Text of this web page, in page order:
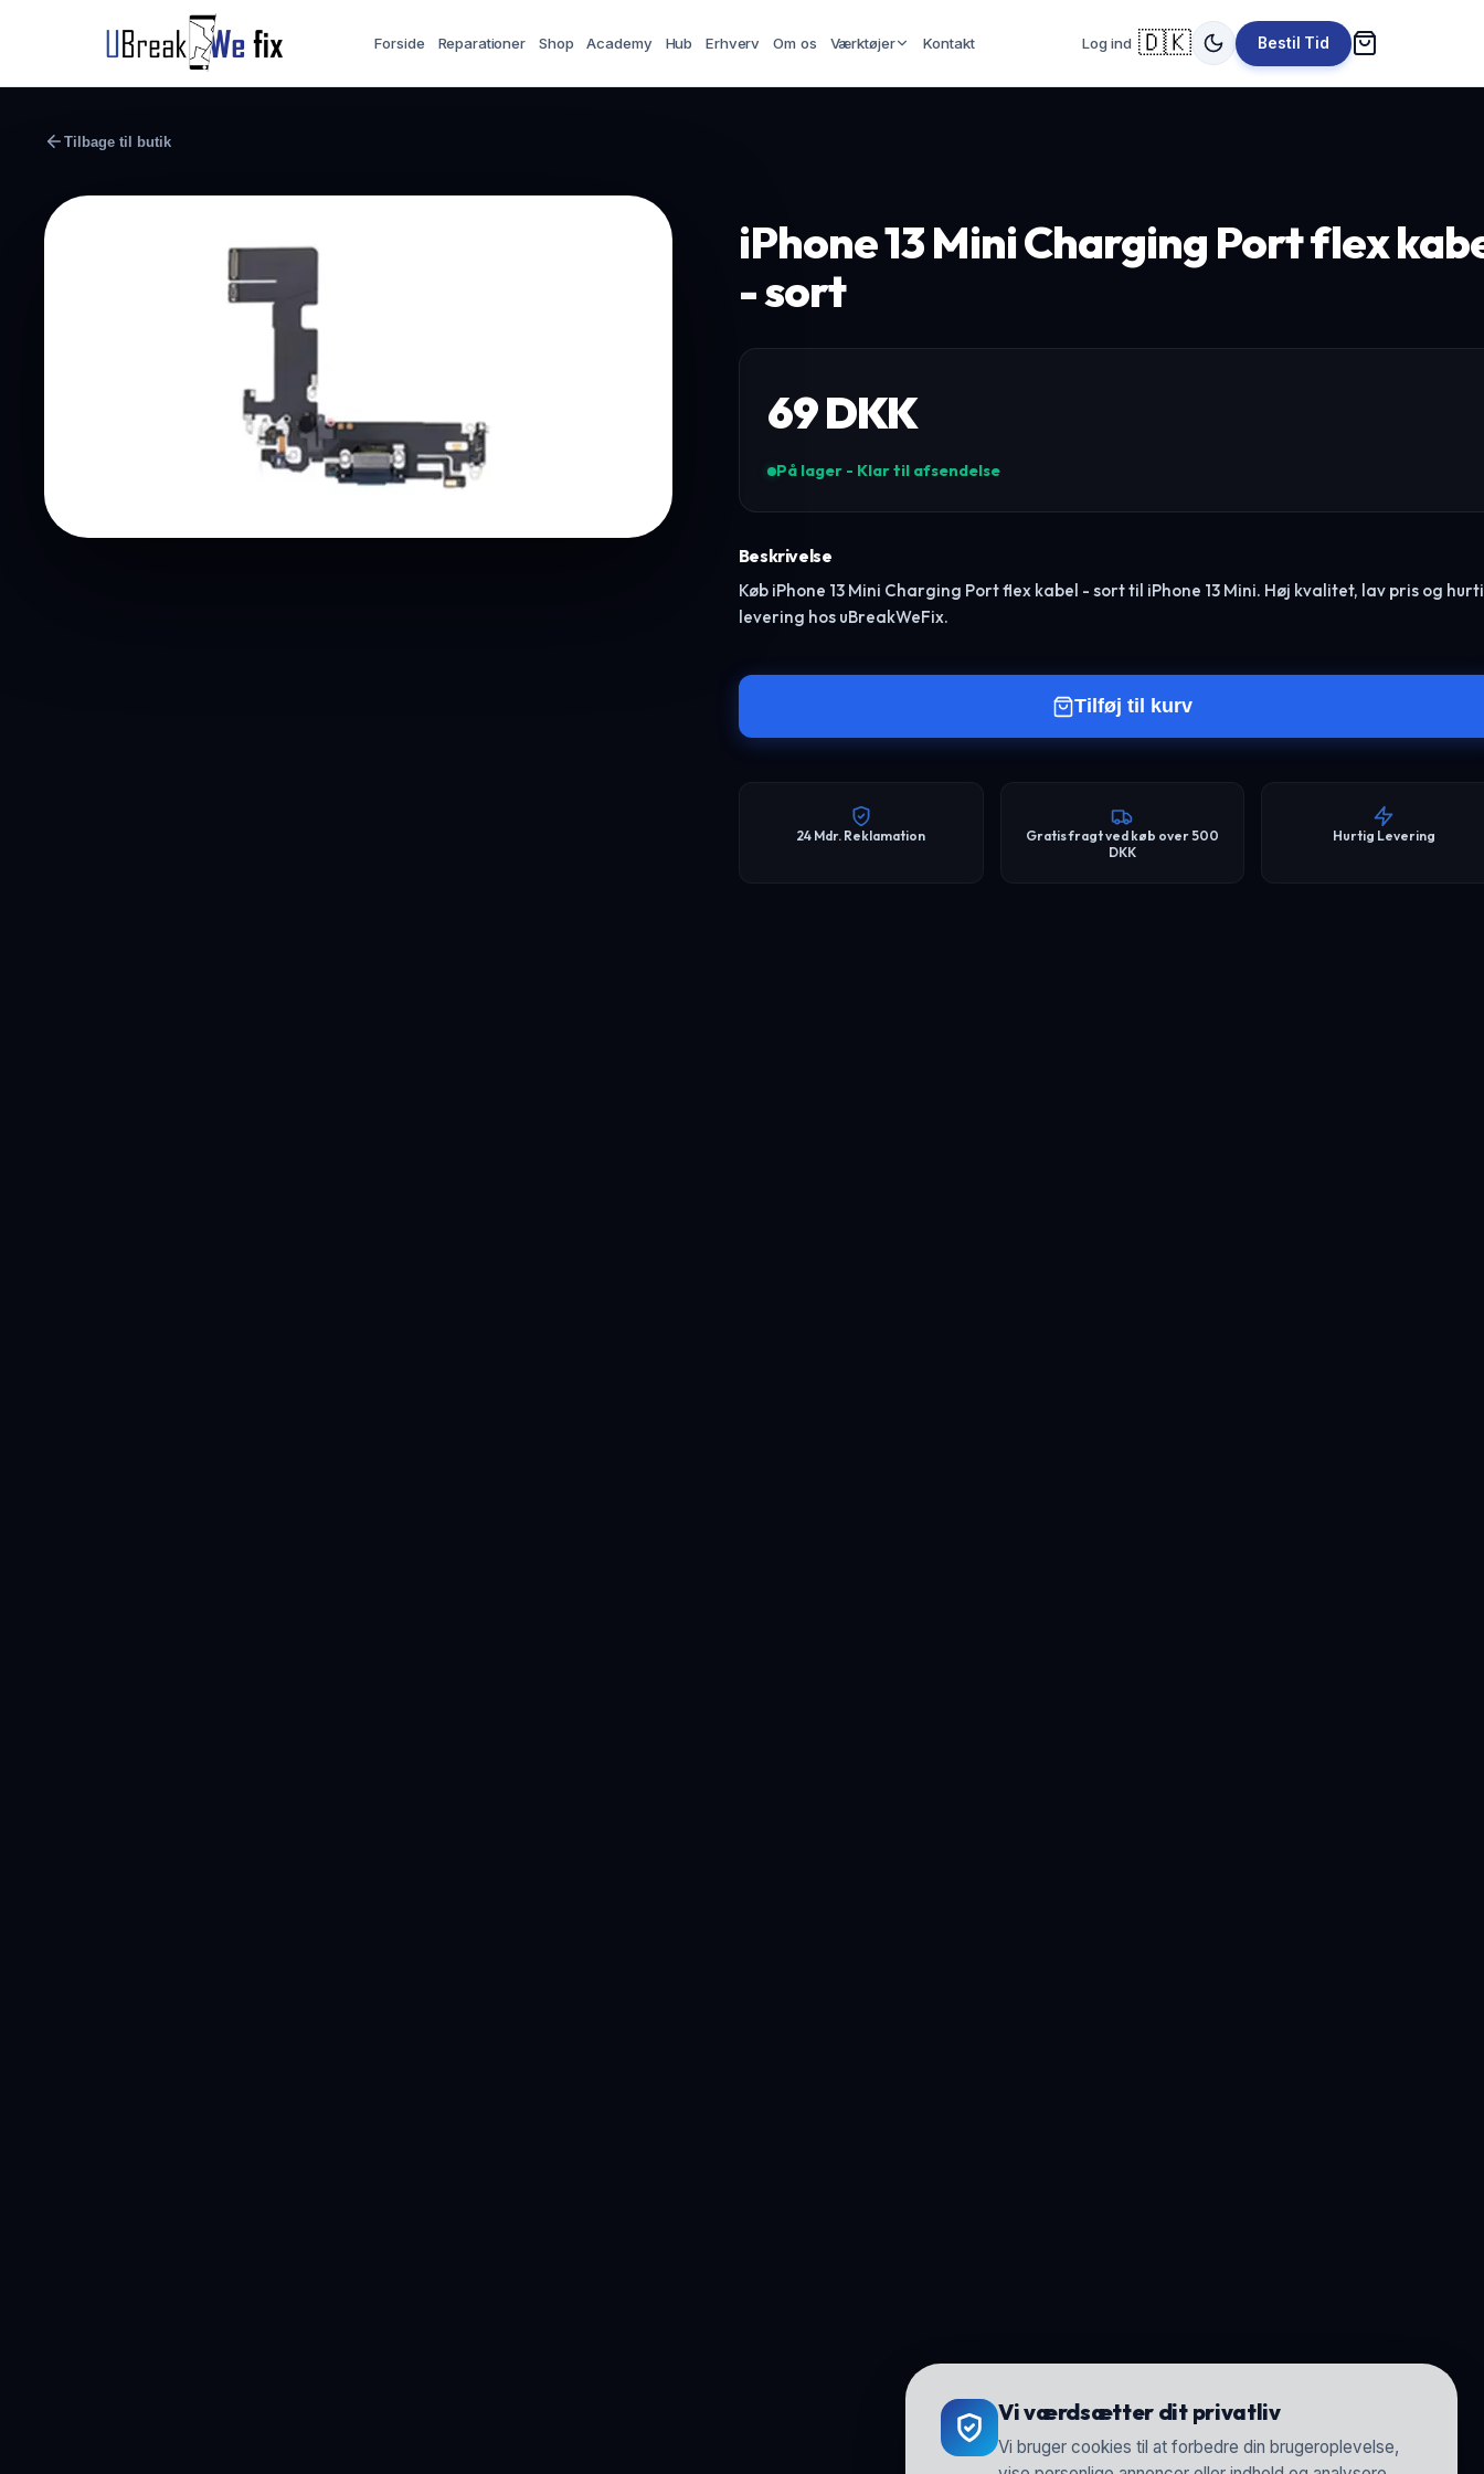
Forside Reparationer Shop Academy Hub Erhverv Om os Værktøjer Kontakt Log ind 🇩🇰 Bestil Tid
Vi værdsætter dit privatliv
Vi bruger cookies til at forbedre din brugeroplevelse,
Tilbage til butik
iPhone 13 Mini Charging Port flex
- sort
69DKK
På lager - Klar til afsendelse
Beskrivelse
Køb iPhone 13 Mini Charging Port flex kabel - sort til iPhone 13 Mini. Høj kvalitet, lav pris og
levering hos uBreakWeFix.
Tilføj til kurv
24 Mdr. Reklamation
Gratis fragt ved køb over 500
DKK
Hurtig Levering